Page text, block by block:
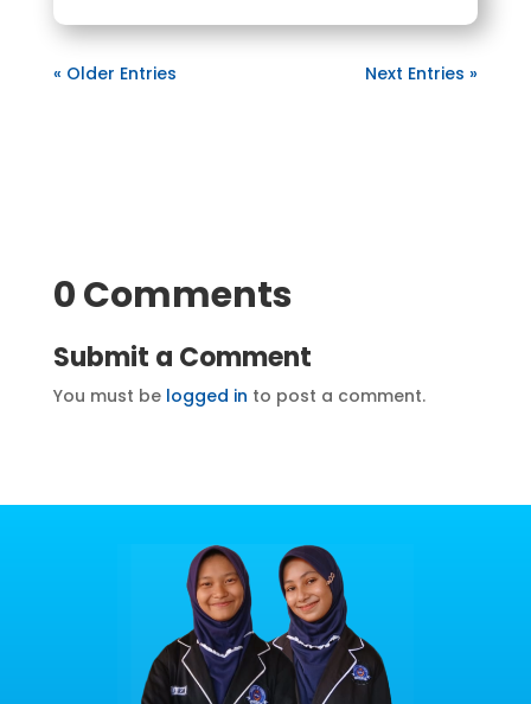
« Older Entries Next Entries »
0 Comments
Submit a Comment
You must be logged in to post a comment.